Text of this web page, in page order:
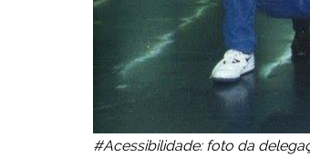
#Acessibilidade: foto da